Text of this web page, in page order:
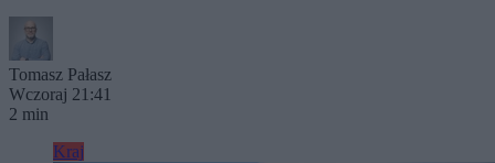
Tomasz Pałasz
Wczoraj 21:41
2 min
Kraj